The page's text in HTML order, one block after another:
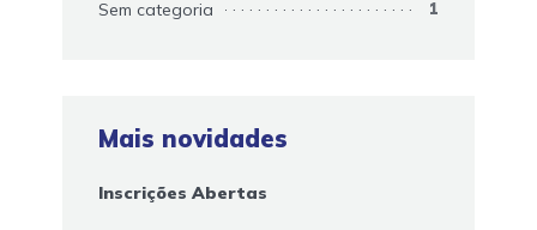
Sem categoria 1
Mais novidades
Inscrições Abertas